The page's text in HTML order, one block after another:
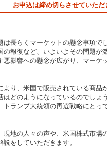
お申込は締め切らさせていただ
は長らくマーケットの懸念事項で
の報復など、いよいよその問題が
悪影響への懸念が広がり、マーケ
より、米国で販売されている商品
はどのようになっているのでしょ
トランプ大統領の再選戦略にとっ
現地の人々の声や、米国株式市場
をしていただきます。